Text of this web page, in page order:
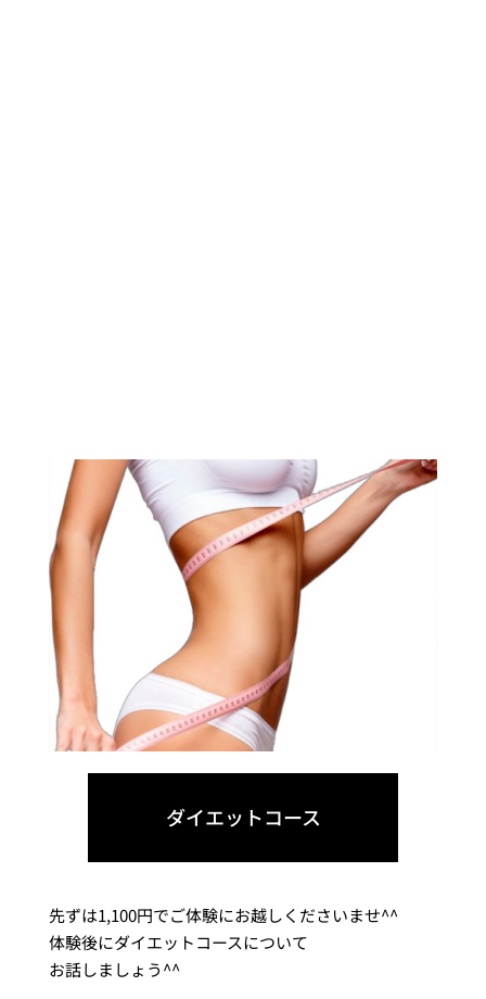
ダイエットコース
先ずは1,100円でご体験にお越しくださいませ^^
体験後にダイエットコースについて
お話しましょう^^